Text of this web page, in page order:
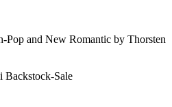
Pop and New Romantic by Thorsten
Backstock-Sale